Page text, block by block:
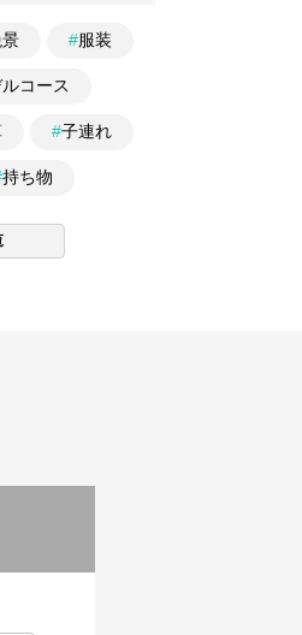
#服装
コース
#子連れ
持ち物